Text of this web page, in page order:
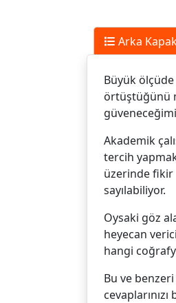
Arka Kapak
Büyük
örtüştüğünü
Akademik
tercih
üzerinde fikir
sayılabiliyor.
Oysaki göz
heyecan
hangi
Bu ve